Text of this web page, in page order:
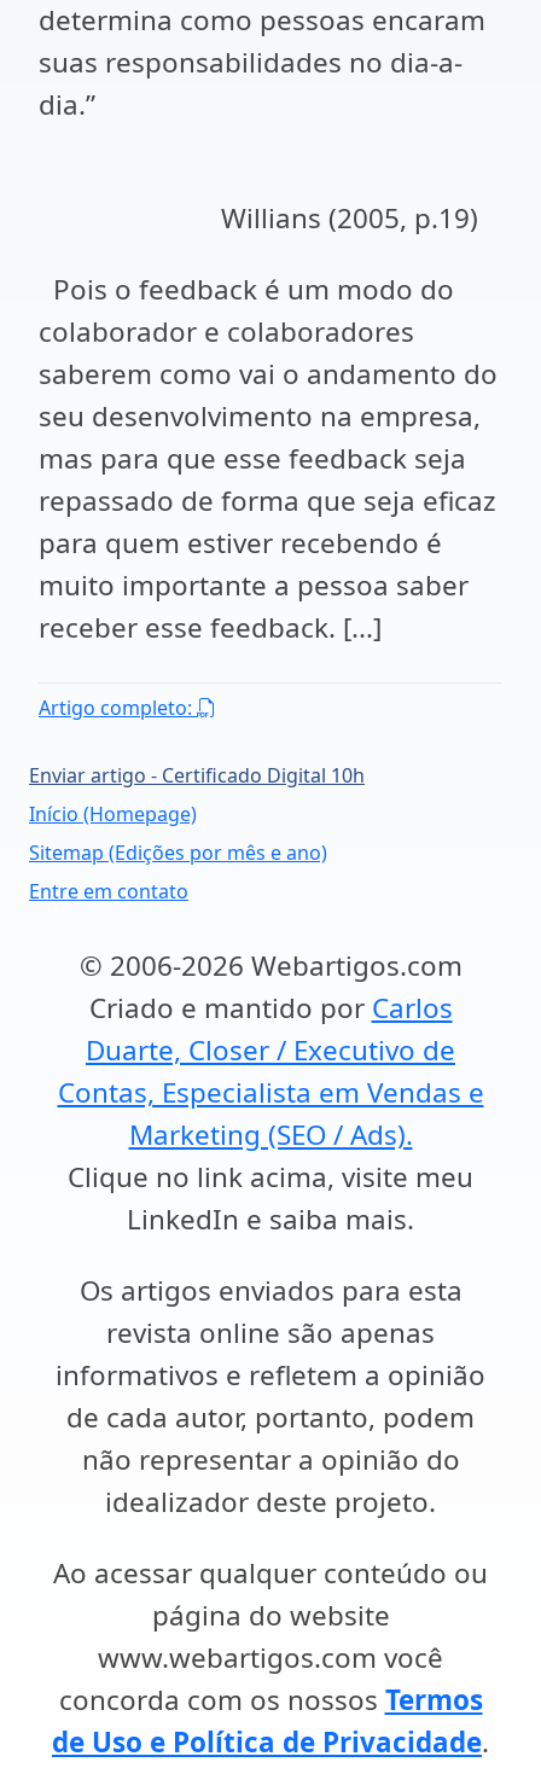
determina como pessoas encaram
suas responsabilidades no dia-a-
dia.”
Willians (2005, p.19)
Pois o feedback é um modo do
colaborador e colaboradores
saberem como vai o andamento do
seu desenvolvimento na empresa,
mas para que esse feedback seja
repassado de forma que seja eficaz
para quem estiver recebendo é
muito importante a pessoa saber
receber esse feedback. [...]
Artigo completo:
Enviar artigo - Certificado Digital 10h
Início (Homepage)
Sitemap (Edições por mês e ano)
Entre em contato
© 2006-2026 Webartigos.com
Criado e mantido por Carlos
Duarte, Closer / Executivo de
Contas, Especialista em Vendas e
Marketing (SEO / Ads).
Clique no link acima, visite meu
LinkedIn e saiba mais.
Os artigos enviados para esta
revista online são apenas
informativos e refletem a opinião
de cada autor, portanto, podem
não representar a opinião do
idealizador deste projeto.
Ao acessar qualquer conteúdo ou
página do website
www.webartigos.com você
concorda com os nossos Termos
de Uso e Política de Privacidade.